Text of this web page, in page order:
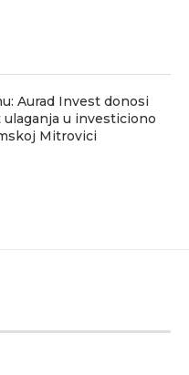
Aurad Invest donosi
u investiciono
Mitrovici